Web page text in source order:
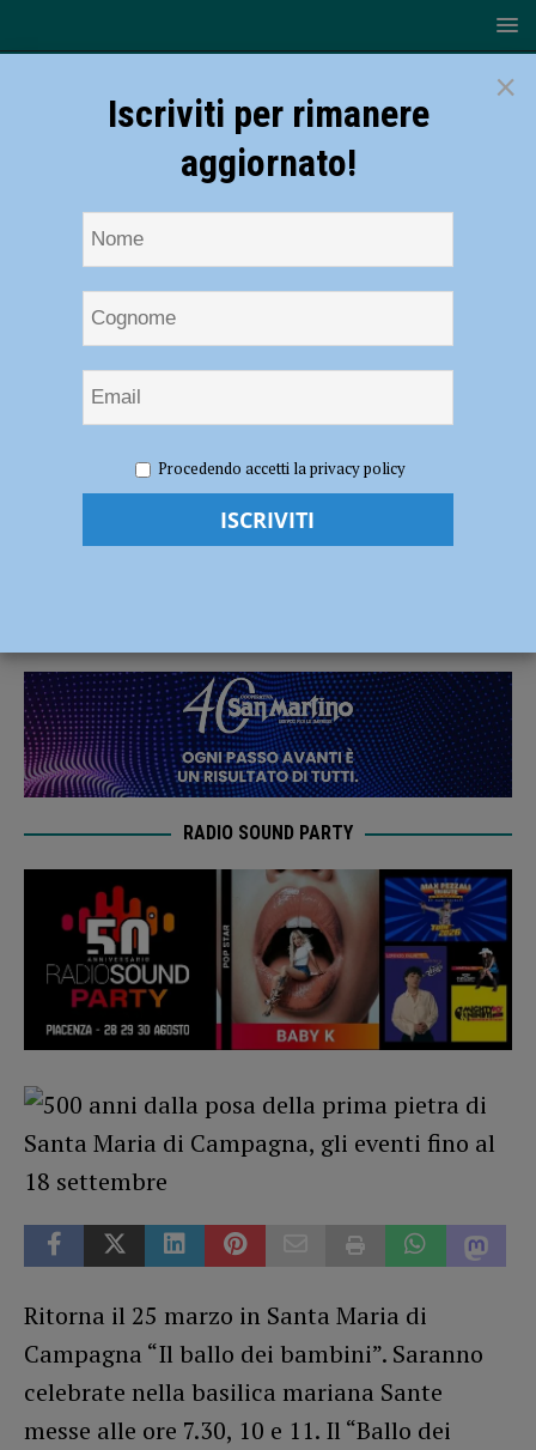
marzo in Santa Maria di Campagna “Il ballo dei bambini”
Ritorna il 25 marzo in Santa Maria di
RADIO SOUND PARTY
Ritorna il 25 marzo in Santa Maria di
Campagna “Il ballo dei bambini”. Saranno
celebrate nella basilica mariana Sante
messe alle ore 7.30, 10 e 11. Il “Ballo dei
×
Iscriviti per rimanere
aggiornato!
Procedendo accetti la privacy policy